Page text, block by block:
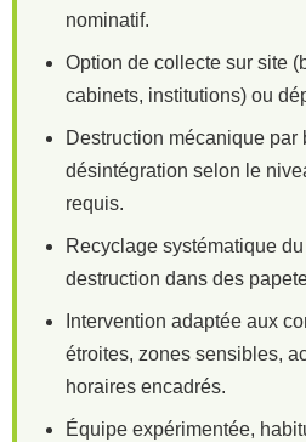
nominatif.
Option de collecte sur site
cabinets, institutions) ou
Destruction mécanique par
désintégration selon le
requis.
Recyclage systématique
destruction dans des
Intervention adaptée aux
étroites, zones sensibles,
horaires encadrés.
Équipe expérimentée,